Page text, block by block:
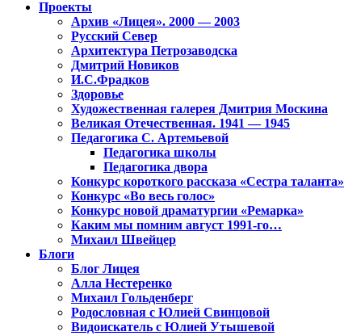
Проекты
Архив «Лицея». 2000 — 2003
Русский Север
Архитектура Петрозаводска
Дмитрий Новиков
И.С.Фрадков
Здоровье
Художественная галерея Дмитрия Москина
Великая Отечественная. 1941 — 1945
Педагогика С. Артемьевой
Педагогика школы
Педагогика двора
Конкурс короткого рассказа «Сестра таланта»
Конкурс «Во весь голос»
Конкурс новой драматургии «Ремарка»
Каким мы помним август 1991-го…
Михаил Швейцер
Блоги
Блог Лицея
Алла Нестеренко
Михаил Гольденберг
Родословная с Юлией Свинцовой
Видоискатель с Юлией Утышевой